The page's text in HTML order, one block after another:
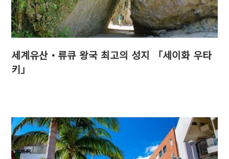
세계유산・류큐 왕국 최고의 성지 「세이화 우타
키」